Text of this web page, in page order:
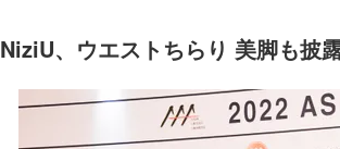
NiziU、ウエストちらり 美脚も披